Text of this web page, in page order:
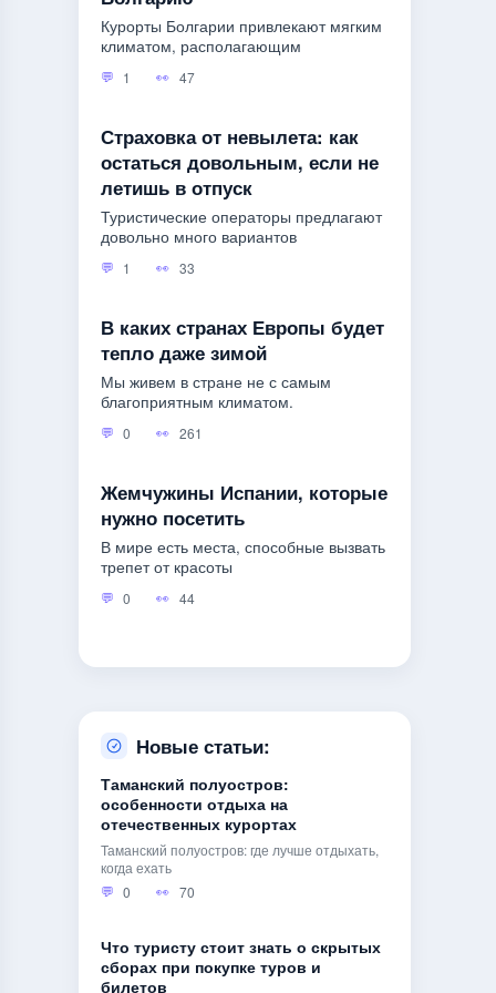
Курорты Болгарии привлекают мягким
климатом, располагающим
1 47
Страховка от невылета: как
остаться довольным, если не
летишь в отпуск
Туристические операторы предлагают
довольно много вариантов
1 33
В каких странах Европы будет
тепло даже зимой
Мы живем в стране не с самым
благоприятным климатом.
0 261
Жемчужины Испании, которые
нужно посетить
В мире есть места, способные вызвать
трепет от красоты
0 44
Новые статьи:
Таманский полуостров:
особенности отдыха на
отечественных курортах
Таманский полуостров: где лучше отдыхать,
когда ехать
0
70
Что туристу стоит знать о скрытых
сборах при покупке туров и
билетов